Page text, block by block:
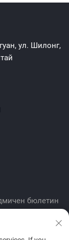
ул. Шилонг,
бюлетин